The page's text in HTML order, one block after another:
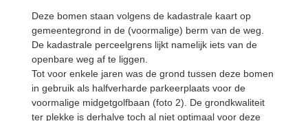
Deze bomen staan volgens de kadastrale kaart op
gemeentegrond in de (voormalige) berm van de weg.
De kadastrale perceelgrens lijkt namelijk iets van de
openbare weg af te liggen.
Tot voor enkele jaren was de grond tussen deze bomen
in gebruik als halfverharde parkeerplaats voor de
voormalige midgetgolfbaan (foto 2). De grondkwaliteit
ter plekke is derhalve toch al niet optimaal voor deze